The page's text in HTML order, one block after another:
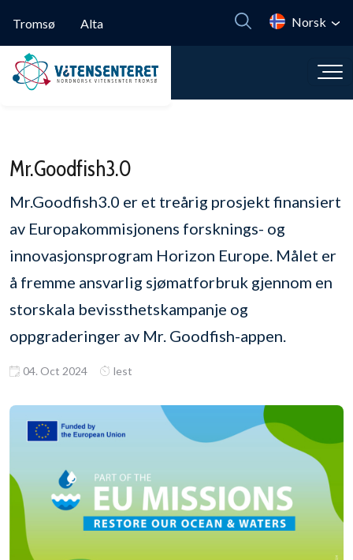
Tromsø
Alta Norsk
Mr.Goodfish3.0
Mr.Goodfish3.0 er et treårig prosjekt finansiert
av Europakommisjonens forsknings- og
innovasjonsprogram Horizon Europe. Målet er
å fremme ansvarlig sjømatforbruk gjennom en
storskala bevissthetskampanje og
oppgraderinger av Mr. Goodfish-appen.
04. Oct 2024 lest